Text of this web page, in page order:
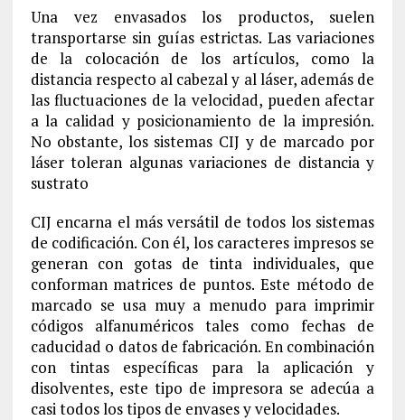
Una vez envasados los productos, suelen
transportarse sin guías estrictas. Las variaciones
de la colocación de los artículos, como la
distancia respecto al cabezal y al láser, además de
las fluctuaciones de la velocidad, pueden afectar
a la calidad y posicionamiento de la impresión.
No obstante, los sistemas CIJ y de marcado por
láser toleran algunas variaciones de distancia y
sustrato
CIJ encarna el más versátil de todos los sistemas
de codificación. Con él, los caracteres impresos se
generan con gotas de tinta individuales, que
conforman matrices de puntos. Este método de
marcado se usa muy a menudo para imprimir
códigos alfanuméricos tales como fechas de
caducidad o datos de fabricación. En combinación
con tintas específicas para la aplicación y
disolventes, este tipo de impresora se adecúa a
casi todos los tipos de envases y velocidades.